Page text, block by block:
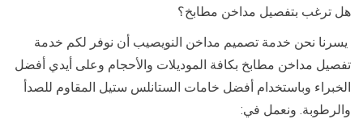
هل ترغب بتفصيل مداخن مطابخ؟
يسرنا نحن خدمة تصميم مداخن النويصيب أن نوفر لكم خدمة
تفصيل مداخن مطابخ بكافة الموديلات والأحجام وعلى أيدي أفضل
الخبراء وباستخدام أفضل خامات الستانلس ستيل المقاوم للصدأ
والرطوبة. ونعمل في: